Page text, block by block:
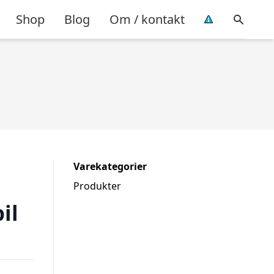
Shop Blog Om / kontakt
Varekategorier
Produkter